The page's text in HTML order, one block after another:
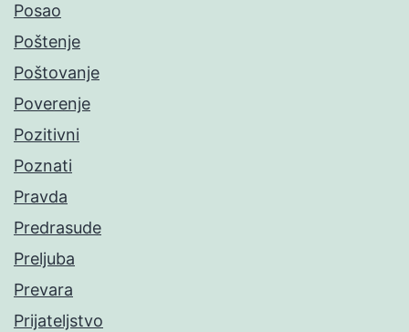
Posao
Poštenje
Poštovanje
Poverenje
Pozitivni
Poznati
Pravda
Predrasude
Preljuba
Prevara
Prijateljstvo